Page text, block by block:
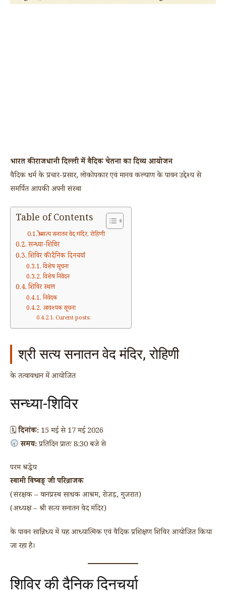
भारत की राजधानी दिल्ली में वैदिक चेतना का दिव्य आयोजन
वैदिक धर्म के प्रचार-प्रसार, लोकोपकार एवं मानव कल्याण के पावन उद्देश्य से
समर्पित आपकी अपनी संस्था
Table of Contents
श्री सत्य सनातन वेद मंदिर, रोहिणी
सन्ध्या-शिविर
शिविर की दैनिक दिनचर्या
विशेष सूचना
विशेष निवेदन
शिविर स्थल
निवेदक
आवश्यक सूचना
Curent posts:
श्री सत्य सनातन वेद मंदिर, रोहिणी
के तत्वावधान में आयोजित
सन्ध्या-शिविर
🗓दिनांक: 15 मई से 17 मई 2026
समय:प्रतिदिन प्रातः 8:30 बजे से
परम श्रद्धेय
स्वामी विष्बङ् जी परिव्राजक
(संरक्षक – वानप्रस्थ साधक आश्रम, रोजड़, गुजरात)
(अध्यक्ष – श्री सत्य सनातन वेद मंदिर)
के पावन सान्निध्य में यह आध्यात्मिक एवं वैदिक प्रशिक्षण शिविर आयोजित किया
जा रहा है।
शिविर की दैनिक दिनचर्या